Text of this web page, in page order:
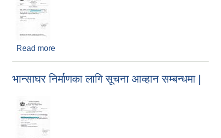
Read more
भान्साघर निर्माणका लागि सूचना आव्हान सम्बन्धमा |